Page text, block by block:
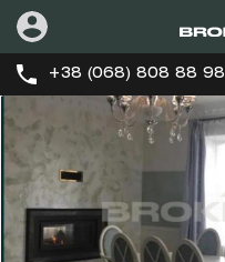
+38 (068) 808 88 98